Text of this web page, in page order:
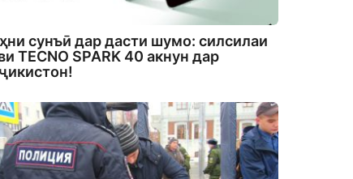
сунъӣ дар дасти шумо: силсилаи
TECNO SPARK 40 акнун дар